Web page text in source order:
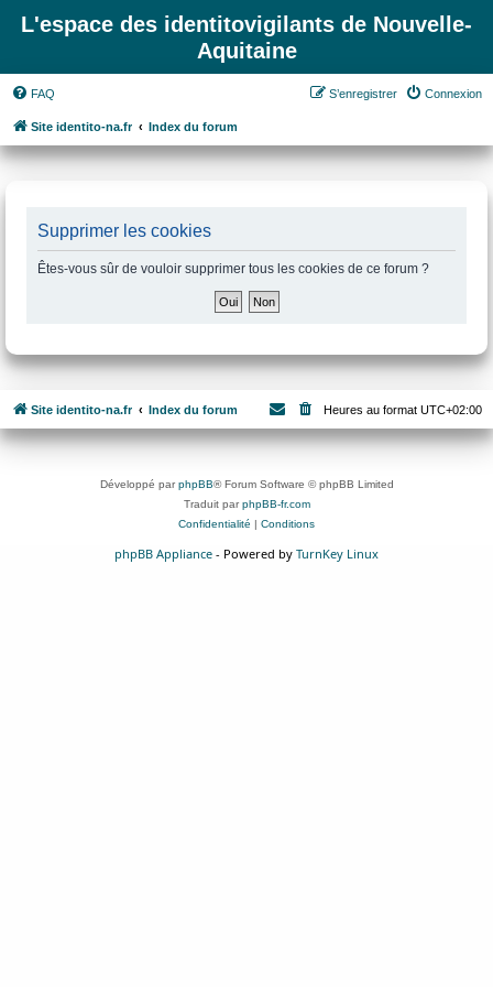
L'espace des identitovigilants de Nouvelle-
Aquitaine
FAQ Connexion
S’enregistrer
Site identito-na.fr Index du forum
Supprimer les cookies
Êtes-vous sûr de vouloir supprimer tous les cookies de ce forum ?
Site identito-na.fr Index du forum Heures au format UTC+02:00
Développé parphpBB® Forum Software © phpBB Limited
Traduit parphpBB-fr.com
Confidentialité | Conditions
phpBB Appliance - Powered by TurnKey Linux